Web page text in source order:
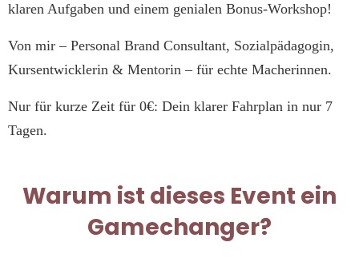
klaren Aufgaben und einem genialen Bonus-Workshop!
Von mir – Personal Brand Consultant, Sozialpädagogin,
Kursentwicklerin & Mentorin – für echte Macherinnen.
Nur für kurze Zeit für 0€: Dein klarer Fahrplan in nur 7
Tagen.
Warum ist dieses Event ein
Gamechanger?